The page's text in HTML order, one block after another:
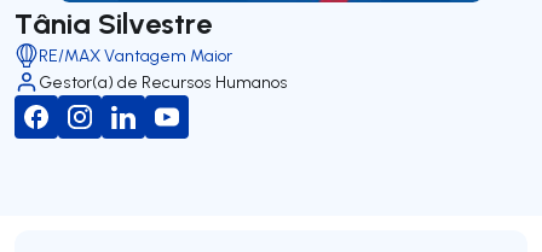
Tânia Silvestre
RE/MAX Vantagem Maior
Gestor(a) de Recursos Humanos